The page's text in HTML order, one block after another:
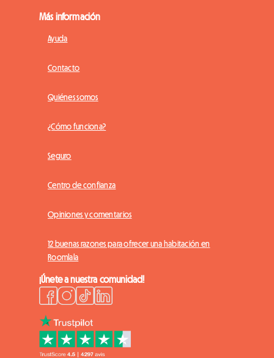
Más información
Ayuda
Contacto
Quiénes somos
¿Cómo funciona?
Seguro
Centro de confianza
Opiniones y comentarios
12 buenas razones para ofrecer una habitación en
Roomlala
¡Únete a nuestra comunidad!